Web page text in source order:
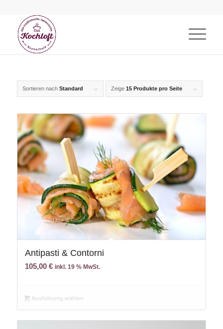
Sortieren nach Standard Zeige 15 Produkte pro Seite
Antipasti & Contorni
105,00 € inkl. 19 % MwSt.
Ausführung wählen